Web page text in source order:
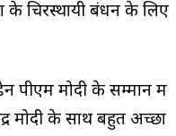
के चिरस्थायी बंधन के लिए
पीएम मोदी के सम्मान में
मोदी के साथ बहुत अच्छा